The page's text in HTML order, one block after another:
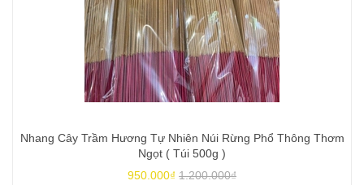
Nhang Cây Trầm Hương Tự Nhiên Núi Rừng Phổ Thông Thơm
Ngọt ( Túi 500g )
950.000₫ 1.200.000₫